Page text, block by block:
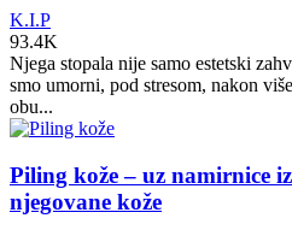
K.I.P
93.4K
Njega stopala nije samo estetski
smo umorni, pod stresom, nakon
obu...
Piling kože – uz namirnice
njegovane kože